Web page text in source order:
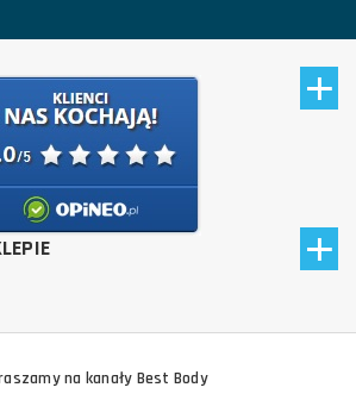
na kanały Best Body